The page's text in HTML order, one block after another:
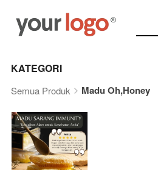
KATEGORI
Semua Produk Madu Oh,Honey